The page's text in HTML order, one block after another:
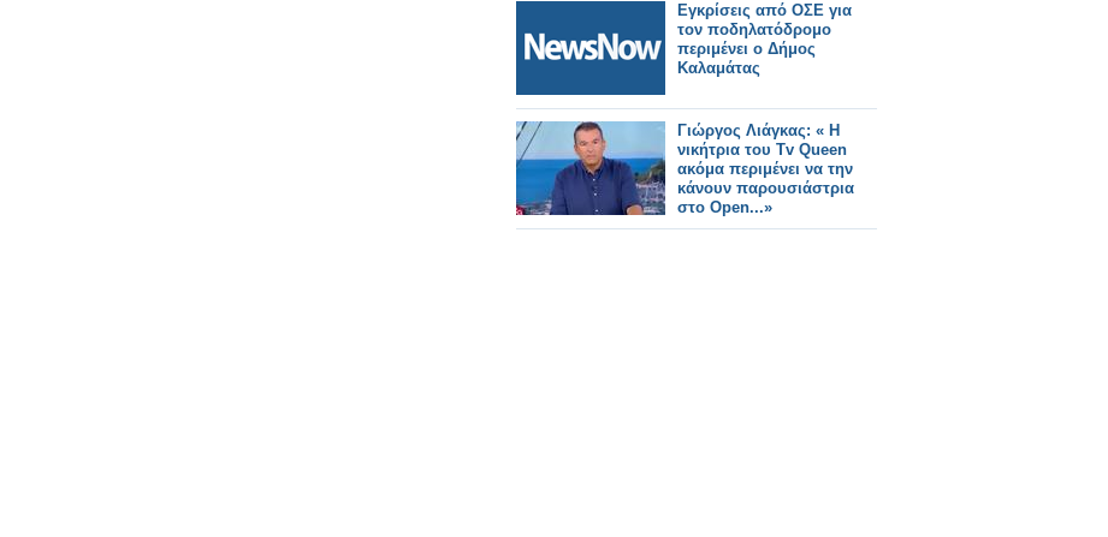
Εγκρίσεις από ΟΣΕ για
τον ποδηλατόδρομο
περιμένει ο Δήμος
Καλαμάτας
Γιώργος Λιάγκας: « Η
νικήτρια του Tv Queen
ακόμα περιμένει να την
κάνουν παρουσιάστρια
στο Open...»